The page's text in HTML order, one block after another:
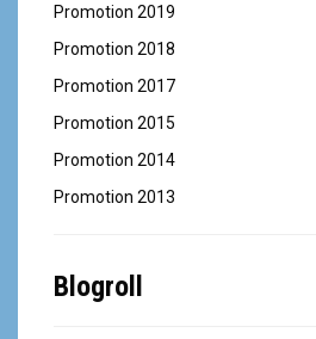
Promotion 2019
Promotion 2018
Promotion 2017
Promotion 2015
Promotion 2014
Promotion 2013
Blogroll